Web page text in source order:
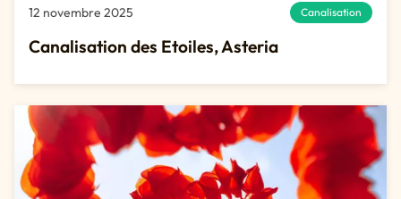
12 novembre 2025 Canalisation
Canalisation des Etoiles, Asteria